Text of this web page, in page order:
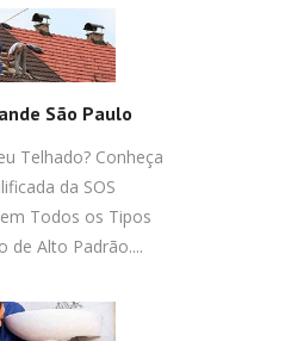
São Paulo
Telhado? Conheça
da SOS
Todos os Tipos
de Alto Padrão....